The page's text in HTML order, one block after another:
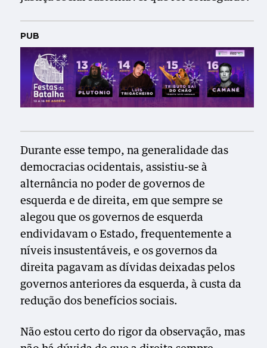
PUB
Durante esse tempo, na generalidade das
democracias ocidentais, assistiu-se à
alternância no poder de governos de
esquerda e de direita, em que sempre se
alegou que os governos de esquerda
endividavam o Estado, frequentemente a
níveis insustentáveis, e os governos da
direita pagavam as dívidas deixadas pelos
governos anteriores da esquerda, à custa da
redução dos benefícios sociais.
Não estou certo do rigor da observação, mas